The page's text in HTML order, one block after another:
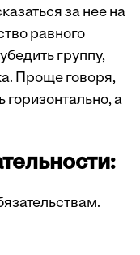
за нее на
равного
группу,
Проще говоря,
горизонтально, а